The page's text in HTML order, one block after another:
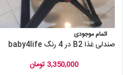
اتمام موجودی
صندلی غذا B2 در 4 رنگ baby4life
3,350,000 تومان